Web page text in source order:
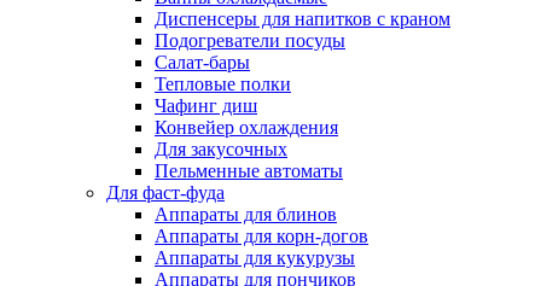
Диспенсеры для напитков с краном
Подогреватели посуды
Салат-бары
Тепловые полки
Чафинг диш
Конвейер охлаждения
Для закусочных
Пельменные автоматы
Для фаст-фуда
Аппараты для блинов
Аппараты для корн-догов
Аппараты для кукурузы
Аппараты для пончиков